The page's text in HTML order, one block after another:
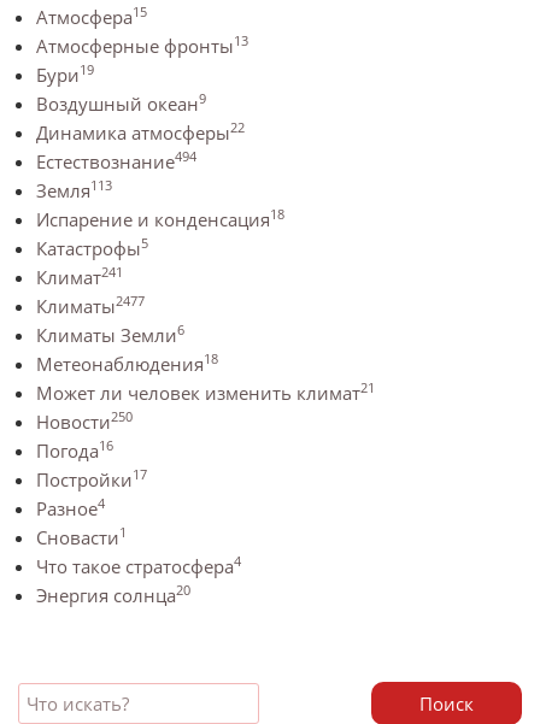
Атмосфера15
Атмосферные фронты13
Бури19
Воздушный океан9
Динамика атмосферы22
Естествознание494
Земля113
Испарение и конденсация18
Катастрофы5
Климат241
Климаты2477
Климаты Земли6
Метеонаблюдения18
Может ли человек изменить климат21
Новости250
Погода16
Постройки17
Разное4
Сновасти1
Что такое стратосфера4
Энергия солнца20
Поиск